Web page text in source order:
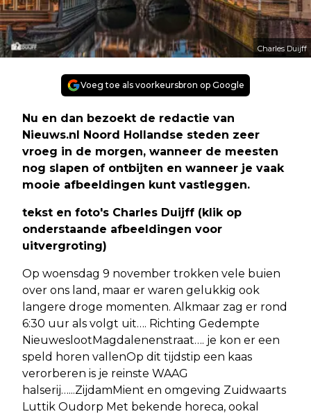
Charles Duijff
Voeg toe als voorkeursbron op Google
Nu en dan bezoekt de redactie van
Nieuws.nl Noord Hollandse steden zeer
vroeg in de morgen, wanneer de meesten
nog slapen of ontbijten en wanneer je vaak
mooie afbeeldingen kunt vastleggen.
tekst en foto's Charles Duijff (klik op
onderstaande afbeeldingen voor
uitvergroting)
Op woensdag 9 november trokken vele buien
over ons land, maar er waren gelukkig ook
langere droge momenten. Alkmaar zag er rond
6:30 uur als volgt uit…. Richting Gedempte
NieuweslootMagdalenenstraat…. je kon er een
speld horen vallenOp dit tijdstip een kaas
verorberen is je reinste WAAG
halserij…...ZijdamMient en omgeving Zuidwaarts
Luttik Oudorp Met bekende horeca, ookal